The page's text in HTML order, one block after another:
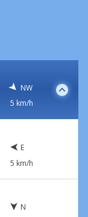
NW
5 km/h
E
5 km/h
N